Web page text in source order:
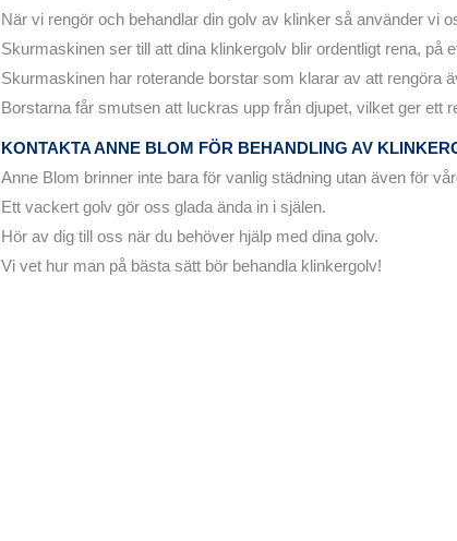
När vi rengör och behandlar din golv av klinker så använder vi
Skurmaskinen ser till att dina klinkergolv blir ordentligt rena, på
Skurmaskinen har roterande borstar som klarar av att rengöra
Borstarna får smutsen att luckras upp från djupet, vilket ger ett
KONTAKTA ANNE BLOM FÖR BEHANDLING AV
Anne Blom brinner inte bara för vanlig städning utan även för
Ett vackert golv gör oss glada ända in i själen.
Hör av dig till oss när du behöver hjälp med dina golv.
Vi vet hur man på bästa sätt bör behandla klinkergolv!